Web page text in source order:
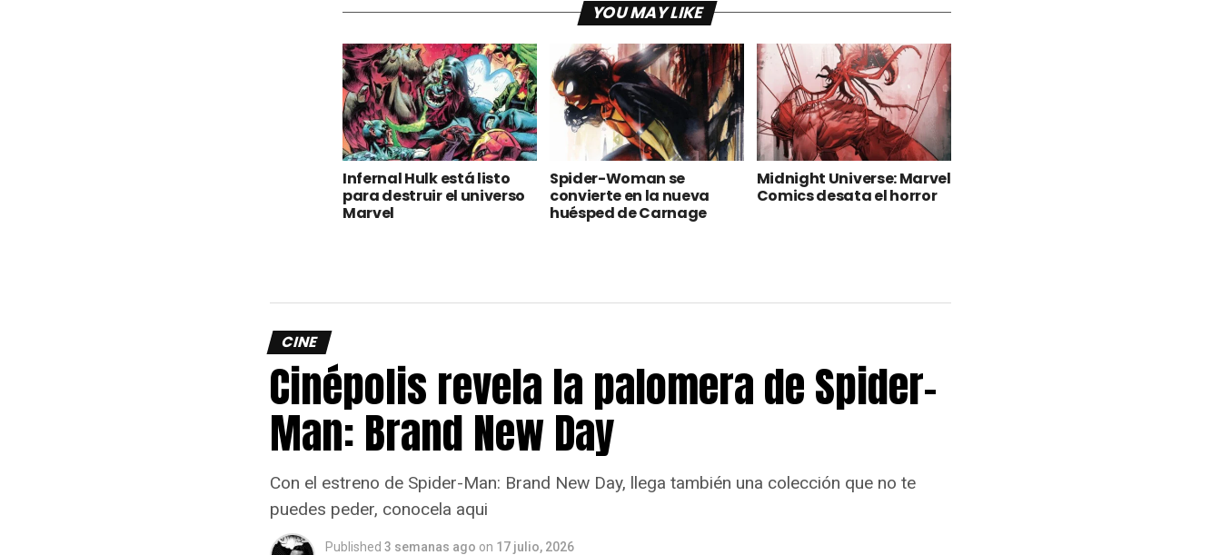
YOU MAY LIKE
Infernal Hulk está listo
para destruir el universo
Marvel
Spider-Woman se
convierte en la nueva
huésped de Carnage
Midnight Universe: Marvel
Comics desata el horror
CINE
Cinépolis revela la palomera de Spider-
Man: Brand New Day
Con el estreno de Spider-Man: Brand New Day, llega también una colección que no te
puedes peder, conocela aqui
Published 3 semanas ago on 17 julio, 2026